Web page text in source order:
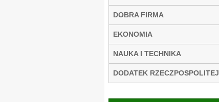
DOBRA FIRMA
EKONOMIA
NAUKA I TECHNIKA
DODATEK RZECZPOSPOLITEJ